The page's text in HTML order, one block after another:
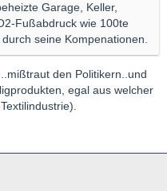
Garage, Keller,
Fußabdruck wie 100te
seine Kompenationen.
den Politikern..und
egal aus welcher